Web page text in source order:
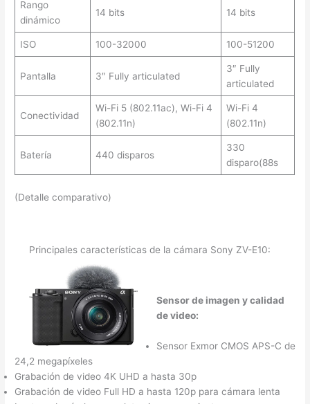
Rango
dinámico
14 bits 14 bits
ISO 100-32000 100-51200
Pantalla 3″ Fully articulated
3″ Fully
articulated
Conectividad
Wi-Fi 5 (802.11ac), Wi-Fi 4
(802.11n)
Wi-Fi 4
(802.11n)
Batería 440 disparos
330
disparo(88s
(Detalle comparativo)
Principales características de la cámara Sony ZV-E10:
Sensor de imagen y calidad
de video:
Sensor Exmor CMOS APS-C de
24,2 megapíxeles
Grabación de video 4K UHD a hasta 30p
Grabación de video Full HD a hasta 120p para cámara lenta